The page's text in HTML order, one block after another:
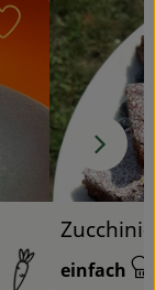
Rezept zu
einfach